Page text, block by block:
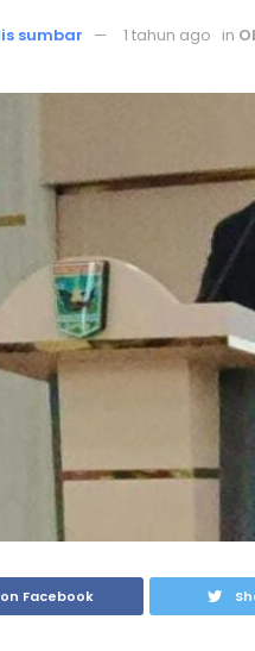
sumbar 1 tahun ago in
Facebook